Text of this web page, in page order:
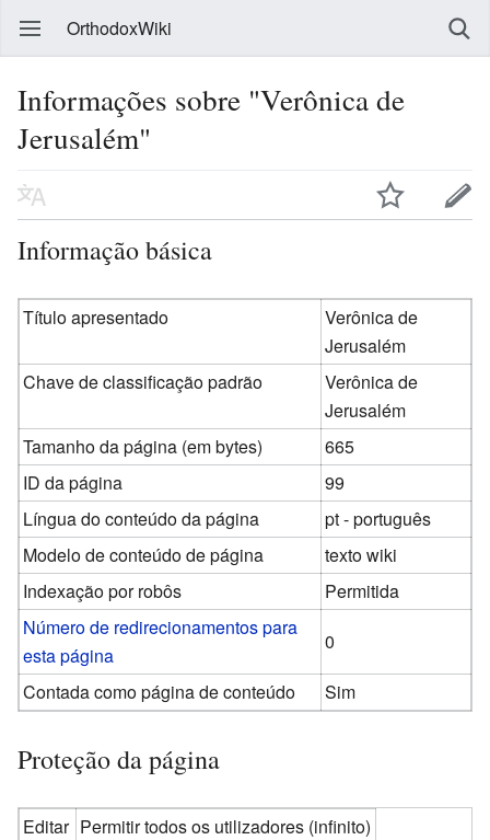
OrthodoxWiki
Informações sobre "Verônica de
Jerusalém"
Informação básica
Título apresentado
Verônica de
Jerusalém
Chave de classificação padrão
Verônica de
Jerusalém
Tamanho da página (em bytes)
665
ID da página
99
Língua do conteúdo da página
pt - português
Modelo de conteúdo de página
texto wiki
Indexação por robôs
Permitida
Número de redirecionamentos para
esta página
0
Contada como página de conteúdo
Sim
Proteção da página
Editar Permitir todos os utilizadores (infinito)